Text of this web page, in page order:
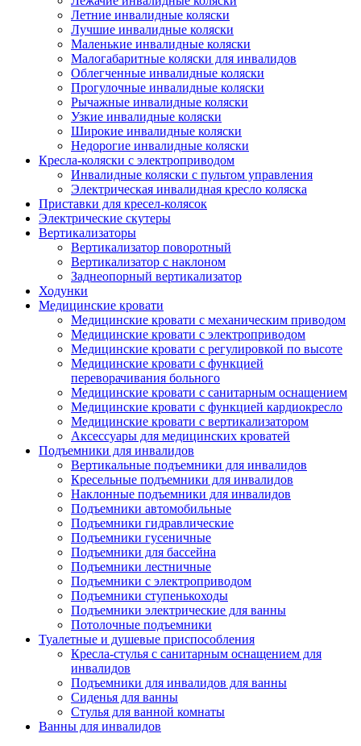
Летние инвалидные коляски
Лучшие инвалидные коляски
Маленькие инвалидные коляски
Малогабаритные коляски для инвалидов
Облегченные инвалидные коляски
Прогулочные инвалидные коляски
Рычажные инвалидные коляски
Узкие инвалидные коляски
Широкие инвалидные коляски
Недорогие инвалидные коляски
Кресла-коляски с электроприводом
Инвалидные коляски с пультом управления
Электрическая инвалидная кресло коляска
Приставки для кресел-колясок
Электрические скутеры
Вертикализаторы
Вертикализатор поворотный
Вертикализатор с наклоном
Заднеопорный вертикализатор
Ходунки
Медицинские кровати
Медицинские кровати с механическим приводом
Медицинские кровати с электроприводом
Медицинские кровати с регулировкой по высоте
Медицинские кровати с функцией
переворачивания больного
Медицинские кровати с санитарным оснащением
Медицинские кровати с функцией кардиокресло
Медицинские кровати с вертикализатором
Аксессуары для медицинских кроватей
Подъемники для инвалидов
Вертикальные подъемники для инвалидов
Кресельные подъемники для инвалидов
Наклонные подъемники для инвалидов
Подъемники автомобильные
Подъемники гидравлические
Подъемники гусеничные
Подъемники для бассейна
Подъемники лестничные
Подъемники с электроприводом
Подъемники ступенькоходы
Подъемники электрические для ванны
Потолочные подъемники
Туалетные и душевые приспособления
Кресла-стулья с санитарным оснащением для
инвалидов
Подъемники для инвалидов для ванны
Сиденья для ванны
Стулья для ванной комнаты
Ванны для инвалидов